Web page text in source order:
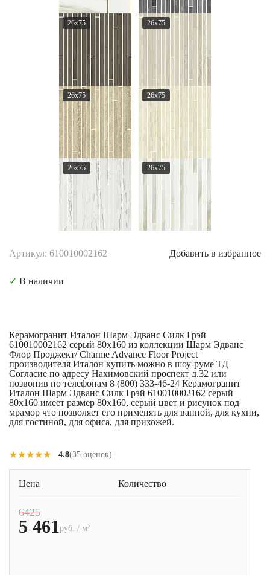
26x75 26x75
26x75 26x75
26x75 26x75
Артикул: 610010002162 Добавить в избранное
✓ В наличии
Керамогранит Италон Шарм Эдванс Силк Грэй
610010002162 серый 80x160 из коллекции Шарм Эдванс
Флор Проджект/ Charme Advance Floor Project
производителя Италон купить можно в шоу-руме ТД
Согласие по адресу Нахимовский проспект д.32 или
позвонив по телефонам 8 (800) 333-46-24 Керамогранит
Италон Шарм Эдванс Силк Грэй 610010002162 серый
80x160 имеет размер 80x160, серый цвет и рисунок под
мрамор что позволяет его применять для ванной, для кухни,
для гостиной, для офиса, для прихожей.
★★★★★
★★★★★ 4.8(35 оценок)
Цена Количество
6425
5 461руб. / м²